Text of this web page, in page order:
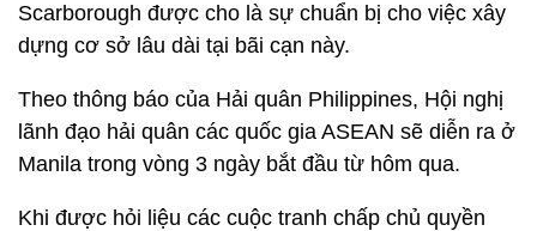
Scarborough được cho là sự chuẩn bị cho việc xây
dựng cơ sở lâu dài tại bãi cạn này.
Theo thông báo của Hải quân Philippines, Hội nghị
lãnh đạo hải quân các quốc gia ASEAN sẽ diễn ra ở
Manila trong vòng 3 ngày bắt đầu từ hôm qua.
Khi được hỏi liệu các cuộc tranh chấp chủ quyền